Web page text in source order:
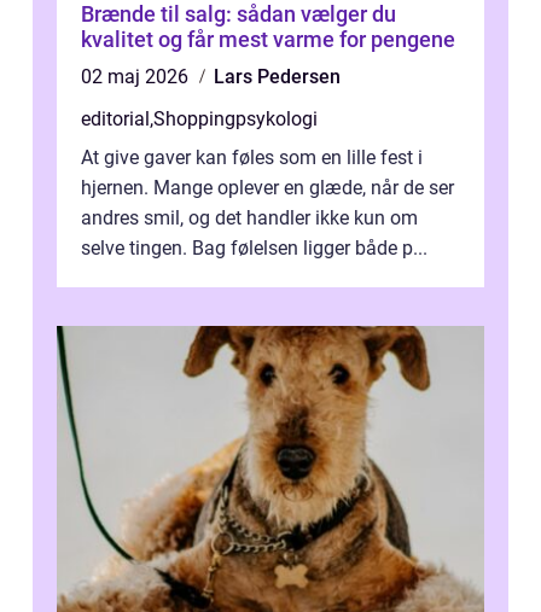
Brænde til salg: sådan vælger du
kvalitet og får mest varme for pengene
02 maj 2026
Lars Pedersen
editorial,Shoppingpsykologi
At give gaver kan føles som en lille fest i
hjernen. Mange oplever en glæde, når de ser
andres smil, og det handler ikke kun om
selve tingen. Bag følelsen ligger både p...